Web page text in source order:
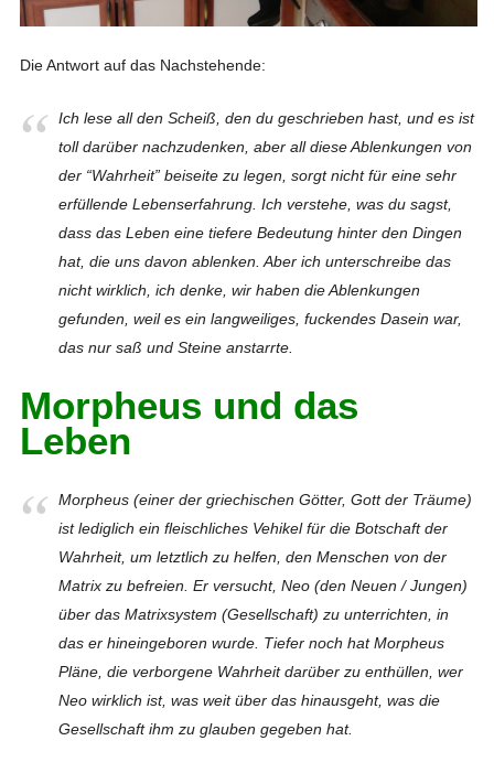
Die Antwort auf das Nachstehende:
Ich lese all den Scheiß, den du geschrieben hast, und es ist
toll darüber nachzudenken, aber all diese Ablenkungen von
der “Wahrheit” beiseite zu legen, sorgt nicht für eine sehr
erfüllende Lebenserfahrung.Ich verstehe, was du sagst,
dass das Leben eine tiefere Bedeutung hinter den Dingen
hat, die uns davon ablenken.Aber ich unterschreibe das
nicht wirklich, ich denke, wir haben die Ablenkungen
gefunden, weil es ein langweiliges, fuckendes Dasein war,
das nur saß und Steine ​​anstarrte.
Morpheus und das
Leben
Morpheus (einer der griechischen Götter, Gott der Träume)
ist lediglich ein fleischliches Vehikel für die Botschaft der
Wahrheit, um letztlich zu helfen, den Menschen von der
Matrix zu befreien.Er versucht, Neo (den Neuen / Jungen)
über das Matrixsystem (Gesellschaft) zu unterrichten, in
das er hineingeboren wurde. Tiefer noch hat Morpheus
Pläne, die verborgene Wahrheit darüber zu enthüllen, wer
Neo wirklich ist, was weit über das hinausgeht, was die
Gesellschaft ihm zu glauben gegeben hat.